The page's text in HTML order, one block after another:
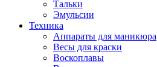
Тальки
Эмульсии
Техника
Аппараты для маникюра
Весы для краски
Воскоплавы